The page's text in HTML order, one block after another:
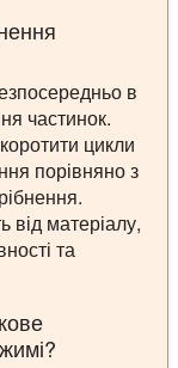
в
частинок.
цикли
порівняно з
матеріалу,
та